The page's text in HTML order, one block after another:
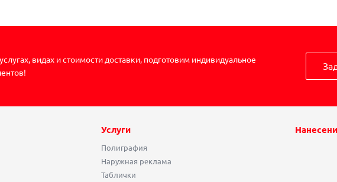
видах и стоимости доставки, подготовим индивидуальное
Услуги
Полиграфия
Наружная реклама
Таблички